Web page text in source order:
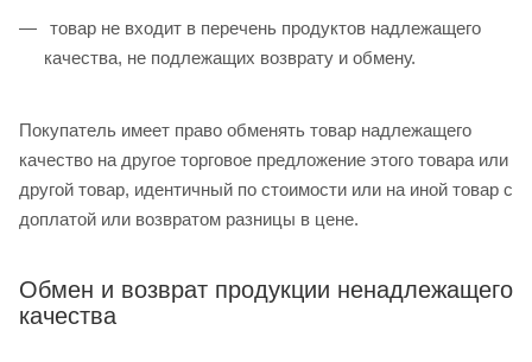
товар не входит в перечень продуктов надлежащего
качества, не подлежащих возврату и обмену.
Покупатель имеет право обменять товар надлежащего
качество на другое торговое предложение этого товара или
другой товар, идентичный по стоимости или на иной товар с
доплатой или возвратом разницы в цене.
Обмен и возврат продукции ненадлежащего
качества